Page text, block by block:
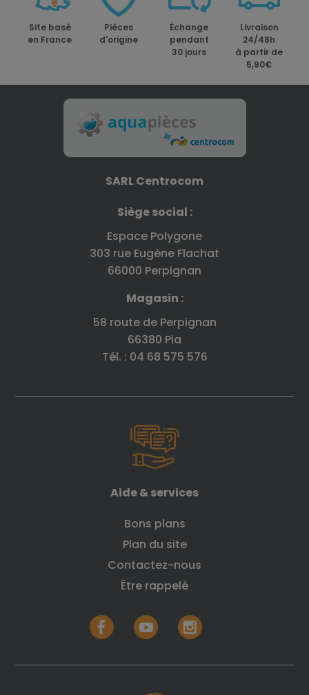
Site basé
en France
Pièces
d'origine
Échange
pendant
30 jours
Livraison
24/48h
à partir de
5,90€
SARL Centrocom
Siège social :
Espace Polygone
303 rue Eugène Flachat
66000 Perpignan
Magasin :
58 route de Perpignan
66380 Pia
Tél. : 04 68 575 576
Aide & services
Bons plans
Plan du site
Contactez-nous
Être rappelé